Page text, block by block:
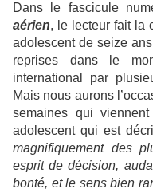
Dans le fascicule
aérien, le lecteur fait la
adolescent de seize
reprises dans le
international par
Mais nous aurons
semaines qui
adolescent qui est
magnifiquement des
esprit de décision,
bonté, et le sens bien